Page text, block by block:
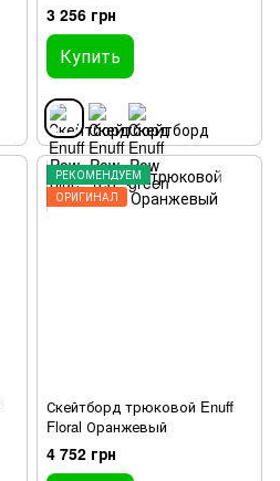
3 256 грн
Купить
РЕКОМЕНДУЕМ
ОРИГИНАЛ
Скейтборд трюковой Enuff
Floral Оранжевый
4 752 грн